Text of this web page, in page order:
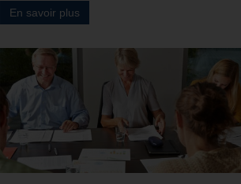
En savoir plus